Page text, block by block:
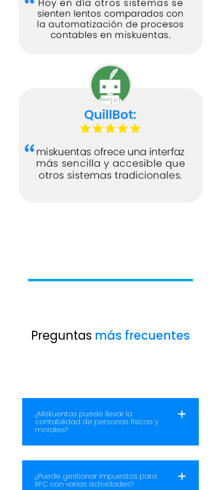
Preguntas más frecuentes
¿Miskuentas puede llevar la
contabilidad de personas físicas y
morales?
¿Puede gestionar impuestos para
RFC con varias actividades?